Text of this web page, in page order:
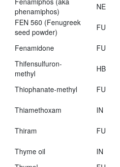
phenamiphos)
NE
FEN 560 (Fenugreek
seed powder)
FU
Fenamidone FU
Thifensulfuron-
methyl
HB
Thiophanate-methyl FU
Thiamethoxam
IN
Thiram FU
Thyme oil IN